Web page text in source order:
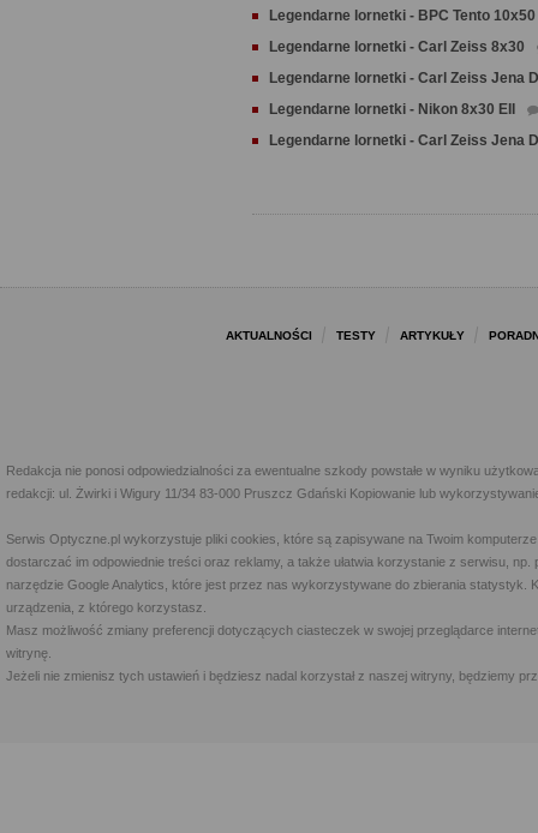
Legendarne lornetki - BPC Tento 10x50
Legendarne lornetki - Carl Zeiss 8x30
Legendarne lornetki - Carl Zeiss Jena
Legendarne lornetki - Nikon 8x30 EII
Legendarne lornetki - Carl Zeiss Jena
AKTUALNOŚCI TESTY ARTYKUŁY
Redakcja nie ponosi odpowiedzialności za ewentualne szkody powstałe w wyniku
redakcji: ul. Żwirki i Wigury 11/34 83-000 Pruszcz Gdański Kopiowanie lub
Serwis Optyczne.pl wykorzystuje pliki cookies, które są zapisywane na Twoim
dostarczać im odpowiednie treści oraz reklamy, a także ułatwia korzystanie z serwisu,
narzędzie Google Analytics, które jest przez nas wykorzystywane do zbierania statystyk.
urządzenia, z którego korzystasz.
Masz możliwość zmiany preferencji dotyczących ciasteczek w swojej przeglądarce
witrynę.
Jeżeli nie zmienisz tych ustawień i będziesz nadal korzystał z naszej witryny, będziemy